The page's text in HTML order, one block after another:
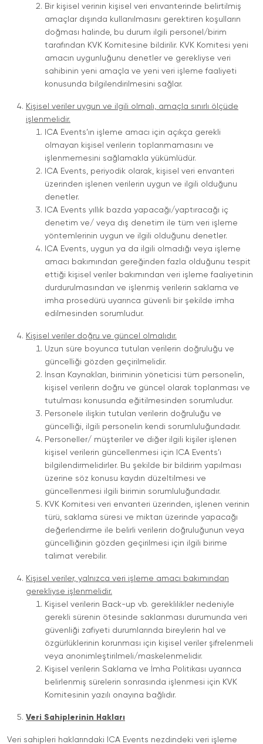
Bir kişisel verinin kişisel veri envanterinde belirtilmiş
amaçlar dışında kullanılmasını gerektiren koşulların
doğması halinde, bu durum ilgili personel/birim
tarafından KVK Komitesine bildirilir. KVK Komitesi yeni
amacın uygunluğunu denetler ve gerekliyse veri
sahibinin yeni amaçla ve yeni veri işleme faaliyeti
konusunda bilgilendirilmesini sağlar.
Kişisel veriler uygun ve ilgili olmalı, amaçla sınırlı ölçüde
işlenmelidir.
ICA Events’ın işleme amacı için açıkça gerekli
olmayan kişisel verilerin toplanmamasını ve
işlenmemesini sağlamakla yükümlüdür.
ICA Events, periyodik olarak, kişisel veri envanteri
üzerinden işlenen verilerin uygun ve ilgili olduğunu
denetler.
ICA Events yıllık bazda yapacağı/yaptıracağı iç
denetim ve/ veya dış denetim ile tüm veri işleme
yöntemlerinin uygun ve ilgili olduğunu denetler.
ICA Events, uygun ya da ilgili olmadığı veya işleme
amacı bakımından gereğinden fazla olduğunu tespit
ettiği kişisel veriler bakımından veri işleme faaliyetinin
durdurulmasından ve işlenmiş verilerin saklama ve
imha prosedürü uyarınca güvenli bir şekilde imha
edilmesinden sorumludur.
Kişisel veriler doğru ve güncel olmalıdır.
Uzun süre boyunca tutulan verilerin doğruluğu ve
güncelliği gözden geçirilmelidir.
İnsan Kaynakları, biriminin yöneticisi tüm personelin,
kişisel verilerin doğru ve güncel olarak toplanması ve
tutulması konusunda eğitilmesinden sorumludur.
Personele ilişkin tutulan verilerin doğruluğu ve
güncelliği, ilgili personelin kendi sorumluluğundadır.
Personeller/ müşteriler ve diğer ilgili kişiler işlenen
kişisel verilerin güncellenmesi için ICA Events’ı
bilgilendirmelidirler. Bu şekilde bir bildirim yapılması
üzerine söz konusu kaydın düzeltilmesi ve
güncellenmesi ilgili birimin sorumluluğundadır.
KVK Komitesi veri envanteri üzerinden, işlenen verinin
türü, saklama süresi ve miktarı üzerinde yapacağı
değerlendirme ile belirli verilerin doğruluğunun veya
güncelliğinin gözden geçirilmesi için ilgili birime
talimat verebilir.
Kişisel veriler, yalnızca veri işleme amacı bakımından
gerekliyse işlenmelidir.
Kişisel verilerin Back-up vb. gereklilikler nedeniyle
gerekli sürenin ötesinde saklanması durumunda veri
güvenliği zafiyeti durumlarında bireylerin hal ve
özgürlüklerinin korunması için kişisel veriler şifrelenmeli
veya anonimleştirilmeli/maskelenmelidir.
Kişisel verilerin Saklama ve İmha Politikası uyarınca
belirlenmiş sürelerin sonrasında işlenmesi için KVK
Komitesinin yazılı onayına bağlıdır.
Veri Sahiplerinin Hakları
Veri sahipleri haklarındaki ICA Events nezdindeki veri işleme